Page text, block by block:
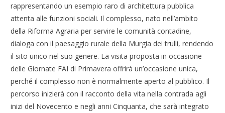
rappresentando un esempio raro di architettura pubblica
attenta alle funzioni sociali. Il complesso, nato nell’ambito
della Riforma Agraria per servire le comunità contadine,
dialoga con il paesaggio rurale della Murgia dei trulli, rendendo
il sito unico nel suo genere. La visita proposta in occasione
delle Giornate FAI di Primavera offrirà un’occasione unica,
perché il complesso non è normalmente aperto al pubblico. Il
percorso inizierà con il racconto della vita nella contrada agli
inizi del Novecento e negli anni Cinquanta, che sarà integrato